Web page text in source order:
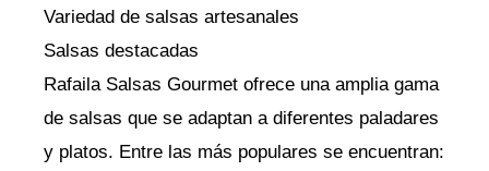
Variedad de salsas artesanales
Salsas destacadas
Rafaila Salsas Gourmet ofrece una amplia gama
de salsas que se adaptan a diferentes paladares
y platos. Entre las más populares se encuentran: